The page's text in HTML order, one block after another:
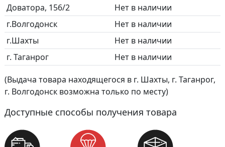
Доватора, 156/2
Нет в наличии
г.Волгодонск
Нет в наличии
г.Шахты
Нет в наличии
г. Таганрог
Нет в наличии
(Выдача товара находящегося в г. Шахты, г. Таганрог,
г. Волгодонск возможна только по месту)
Доступные способы получения товара